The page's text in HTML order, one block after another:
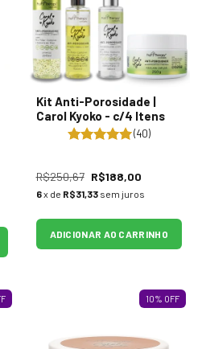
Kit Anti-Porosidade |
Carol Kyoko - c/4 Itens
(40)
R$250,67 R$188,00
6x de R$31,33 sem juros
ADICIONAR AO CARRINHO
10% OFF